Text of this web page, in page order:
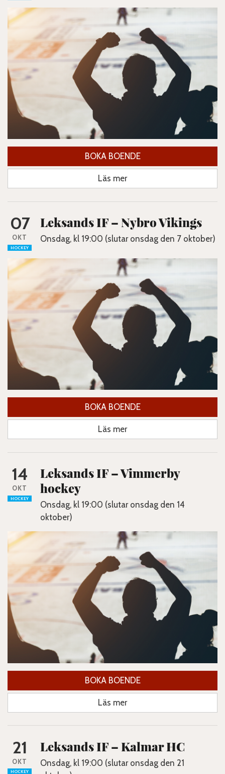
BOKA BOENDE
Läs mer
07
OKT
HOCKEY
Leksands IF – Nybro Vikings
Onsdag, kl 19:00 (slutar onsdag den 7 oktober)
BOKA BOENDE
Läs mer
14
OKT
HOCKEY
Leksands IF – Vimmerby
hockey
Onsdag, kl 19:00 (slutar onsdag den 14
oktober)
BOKA BOENDE
Läs mer
21
OKT
HOCKEY
Leksands IF – Kalmar HC
Onsdag, kl 19:00 (slutar onsdag den 21